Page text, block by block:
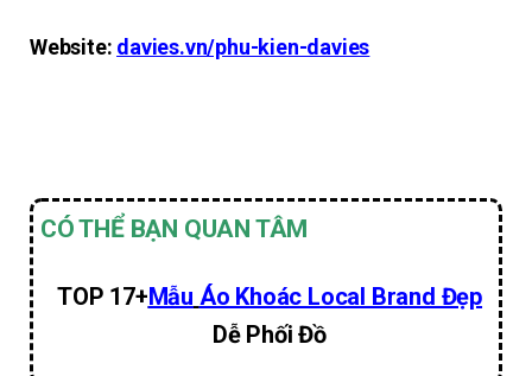
Website: davies.vn/phu-kien-davies
CÓ THỂ BẠN QUAN TÂM
TOP 17+Mẫu Áo Khoác Local Brand Đẹp
Dễ Phối Đồ